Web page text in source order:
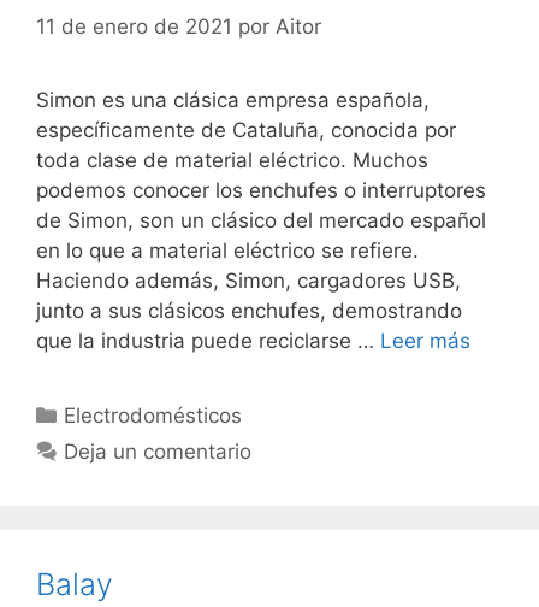
11 de enero de 2021 por Aitor
Simon es una clásica empresa española,
específicamente de Cataluña, conocida por
toda clase de material eléctrico. Muchos
podemos conocer los enchufes o interruptores
de Simon, son un clásico del mercado español
en lo que a material eléctrico se refiere.
Haciendo además, Simon, cargadores USB,
junto a sus clásicos enchufes, demostrando
que la industria puede reciclarse … Leer más
Categorías
Electrodomésticos
Deja un comentario
Balay